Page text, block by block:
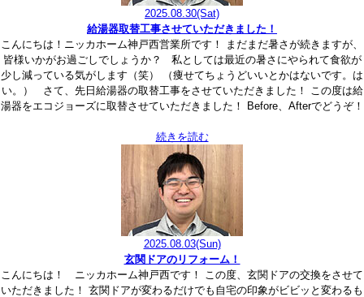
2025.08.30(Sat)
給湯器取替工事させていただきました！
こんにちは！ニッカホーム神戸西営業所です！ まだまだ暑さが続きますが、
皆様いかがお過ごしでしょうか？ 私としては最近の暑さにやられて食欲が
少し減っている気がします（笑） （痩せてちょうどいいとかはないです。は
い。） さて、先日給湯器の取替工事をさせていただきました！ この度は給
湯器をエコジョーズに取替させていただきました！ Before、Afterでどうぞ！
続きを読む
2025.08.03(Sun)
玄関ドアのリフォーム！
こんにちは！ ニッカホーム神戸西です！ この度、玄関ドアの交換をさせて
いただきました！ 玄関ドアが変わるだけでも自宅の印象がビビッと変わるも